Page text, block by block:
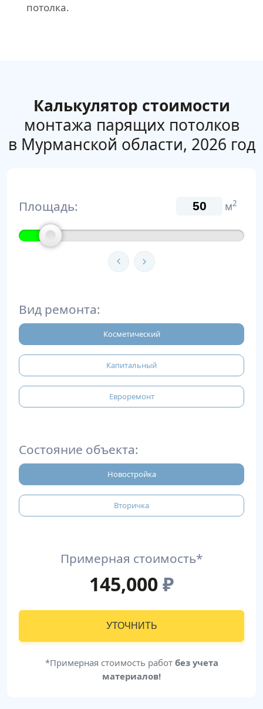
потолка.
Калькулятор стоимости
монтажа парящих потолков
в Мурманской области, 2026 год
Площадь: м2
Вид ремонта:
Косметический
Капитальный
Евроремонт
Состояние объекта:
Новостройка
Вторичка
Примерная стоимость*
145,000₽
УТОЧНИТЬ
*Примерная стоимость работ без учета
материалов!